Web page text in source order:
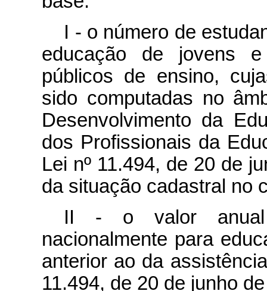
I - o número de
educação de jovens e
públicos de ensino,
sido computadas no
Desenvolvimento da
dos Profissionais da
Lei nº 11.494, de 20 de
da situação cadastral no
II - o valor anual
nacionalmente para
anterior ao da
11.494, de 20 de junho